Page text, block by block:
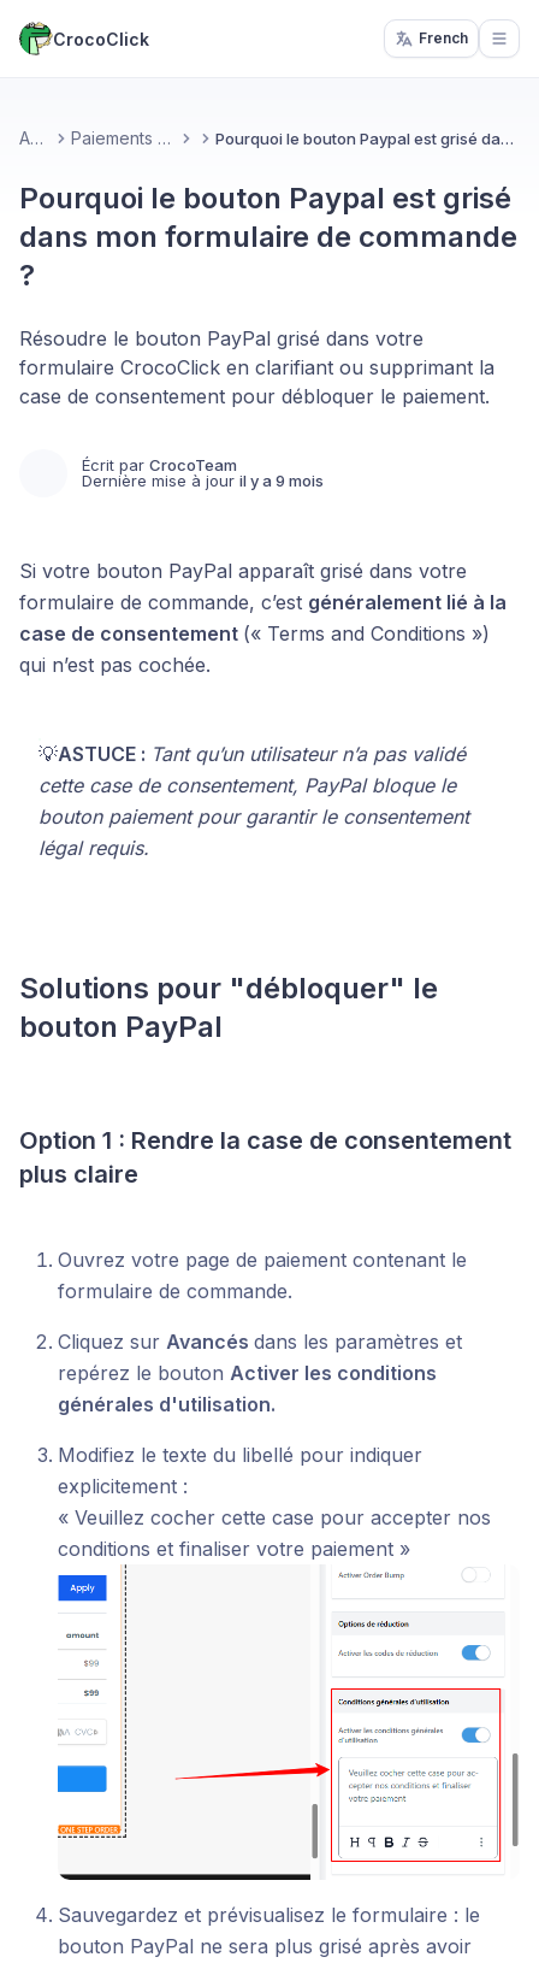
CrocoClick French
Accueil Paiements & Facturation Pourquoi le bouton Paypal est grisé dans mon formulaire de commande ?
Pourquoi le bouton Paypal est grisé
dans mon formulaire de commande
?
Résoudre le bouton PayPal grisé dans votre
formulaire CrocoClick en clarifiant ou supprimant la
case de consentement pour débloquer le paiement.
Écrit par CrocoTeam
Dernière mise à jour il y a 9 mois
Si votre bouton PayPal apparaît grisé dans votre
formulaire de commande, c’est généralement lié à la
case de consentement (« Terms and Conditions »)
qui n’est pas cochée.
💡ASTUCE : Tant qu’un utilisateur n’a pas validé
cette case de consentement, PayPal bloque le
bouton paiement pour garantir le consentement
légal requis.
Solutions pour "débloquer" le
bouton PayPal
Option 1 : Rendre la case de consentement
plus claire
Ouvrez votre page de paiement contenant le
formulaire de commande.
Cliquez sur Avancés dans les paramètres et
repérez le bouton Activer les conditions
générales d'utilisation.
Modifiez le texte du libellé pour indiquer
explicitement :
« Veuillez cocher cette case pour accepter nos
conditions et finaliser votre paiement »
Sauvegardez et prévisualisez le formulaire : le
bouton PayPal ne sera plus grisé après avoir